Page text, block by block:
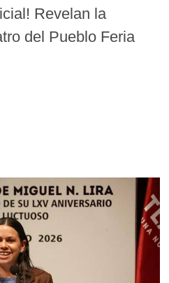
Revelan la
del Pueblo Feria